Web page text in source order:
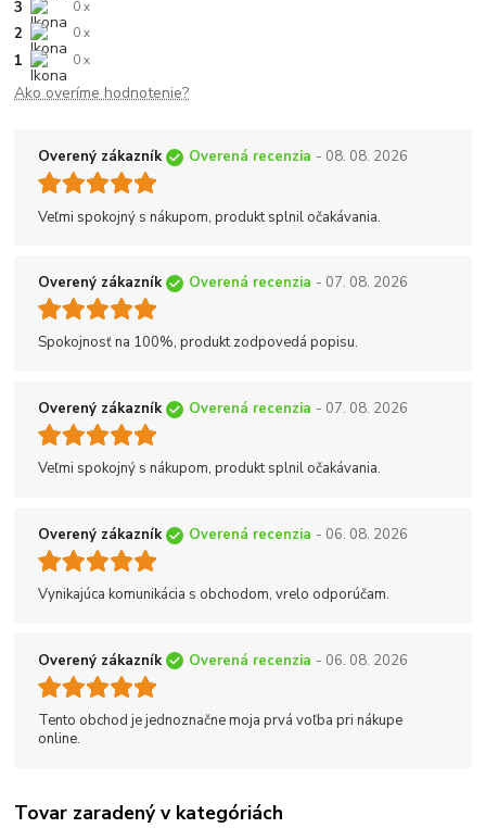
3 0 x
2 0 x
1 0 x
Ako overíme hodnotenie?
Overený zákazník Overená recenzia - 08. 08. 2026
Veľmi spokojný s nákupom, produkt splnil očakávania.
Overený zákazník Overená recenzia - 07. 08. 2026
Spokojnosť na 100%, produkt zodpovedá popisu.
Overený zákazník Overená recenzia - 07. 08. 2026
Veľmi spokojný s nákupom, produkt splnil očakávania.
Overený zákazník Overená recenzia - 06. 08. 2026
Vynikajúca komunikácia s obchodom, vrelo odporúčam.
Overený zákazník Overená recenzia - 06. 08. 2026
Tento obchod je jednoznačne moja prvá voľba pri nákupe
online.
Tovar zaradený v kategóriách